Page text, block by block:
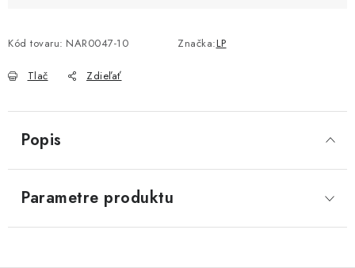
Kód tovaru: NAR0047-10 Značka:LP
Tlač Zdieľať
Popis
Parametre produktu